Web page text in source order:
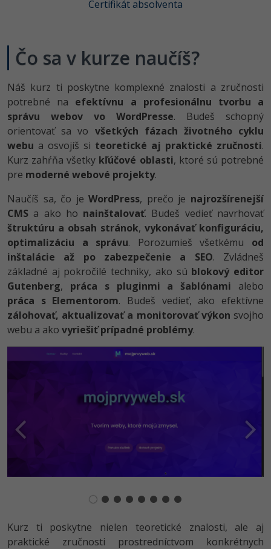
Umelá inteligencia -10%
Pre deti
Viac
Fórum
Linux a UNIX
Kybernetická bezpečnost
Elektronický podpis
Windows
Kurzy dizajnu
HTML/CSS -80%
Photoshop -80%
Adobe Illustrator -80%
Adobe Lightroom -30%
Adobe XD -15%
Adobe InDesign -25%
Adobe After Effects
Inkscape
Fotografovanie -80%
Príbehy absolventov
Blog
Médiá
Kariéra
Certifikát absolventa
Čo sa v kurze naučíš?
Náš kurz ti poskytne komplexné znalosti a zručnosti
potrebné na efektívnu a profesionálnu tvorbu a
správu webov vo WordPresse. Budeš schopný
orientovať sa vo všetkých fázach životného cyklu
webu a osvojíš si teoretické aj praktické zručnosti.
Kurz zahŕňa všetky kľúčové oblasti, ktoré sú potrebné
pre moderné webové projekty.
Naučíš sa, čo jeWordPress, prečo je najrozšírenejší
CMS a ako ho nainštalovať. Budeš vedieť navrhovať
štruktúru a obsah stránok, vykonávať konfiguráciu,
optimalizáciu a správu. Porozumieš všetkému od
inštalácie až po zabezpečenie a SEO. Zvládneš
základné aj pokročilé techniky, ako sú blokový editor
Gutenberg, práca s pluginmi a šablónami alebo
práca s Elementorom. Budeš vedieť, ako efektívne
zálohovať, aktualizovať a monitorovať výkon svojho
webu a ako vyriešiť prípadné problémy.
Kurz ti poskytne nielen teoretické znalosti, ale aj
praktické zručnosti prostredníctvom konkrétnych